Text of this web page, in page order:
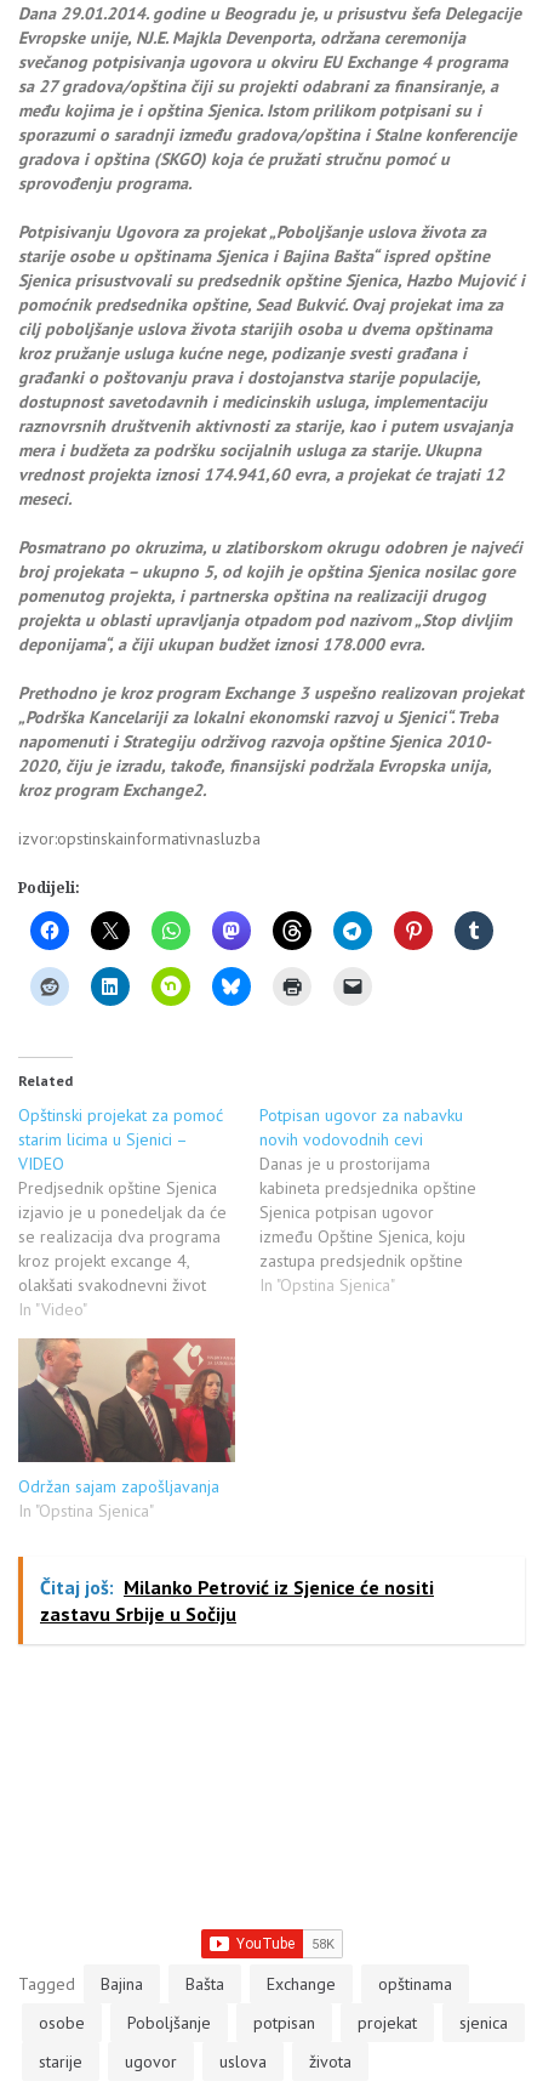
Dana 29.01.2014. godine u Beogradu je, u prisustvu šefa Delegacije
Evropske unije, NJ.E. Majkla Devenporta, održana ceremonija
svečanog potpisivanja ugovora u okviru EU Exchange 4 programa
sa 27 gradova/opština čiji su projekti odabrani za finansiranje, a
među kojima je i opština Sjenica. Istom prilikom potpisani su i
sporazumi o saradnji između gradova/opština i Stalne konferencije
gradova i opština (SKGO) koja će pružati stručnu pomoć u
sprovođenju programa.
Potpisivanju Ugovora za projekat „Poboljšanje uslova života za
starije osobe u opštinama Sjenica i Bajina Bašta“ ispred opštine
Sjenica prisustvovali su predsednik opštine Sjenica, Hazbo Mujović i
pomoćnik predsednika opštine, Sead Bukvić. Ovaj projekat ima za
cilj poboljšanje uslova života starijih osoba u dvema opštinama
kroz pružanje usluga kućne nege, podizanje svesti građana i
građanki o poštovanju prava i dostojanstva starije populacije,
dostupnost savetodavnih i medicinskih usluga, implementaciju
raznovrsnih društvenih aktivnosti za starije, kao i putem usvajanja
mera i budžeta za podršku socijalnih usluga za starije. Ukupna
vrednost projekta iznosi 174.941,60 evra, a projekat će trajati 12
meseci.
Posmatrano po okruzima, u zlatiborskom okrugu odobren je najveći
broj projekata – ukupno 5, od kojih je opština Sjenica nosilac gore
pomenutog projekta, i partnerska opština na realizaciji drugog
projekta u oblasti upravljanja otpadom pod nazivom „Stop divljim
deponijama“, a čiji ukupan budžet iznosi 178.000 evra.
Prethodno je kroz program Exchange 3 uspešno realizovan projekat
„Podrška Kancelariji za lokalni ekonomski razvoj u Sjenici“. Treba
napomenuti i Strategiju održivog razvoja opštine Sjenica 2010-
2020, čiju je izradu, takođe, finansijski podržala Evropska unija,
kroz program Exchange2.
izvor:opstinskainformativnasluzba
Podijeli:
Related
Opštinski projekat za pomoć
starim licima u Sjenici –
VIDEO
Predjsednik opštine Sjenica
izjavio je u ponedeljak da će
se realizacija dva programa
kroz projekt excange 4,
olakšati svakodnevni život
starih i iznemogli lica u ovoj
prilikom objasnio da je
zadatak radnih grupa na
ovom projketu da
impelentiraju dva projekta za
koje je opština Sjenica
dobila…
In "Video"
Potpisan ugovor za nabavku
novih vodovodnih cevi
Danas je u prostorijama
kabineta predsjednika opštine
Sjenica potpisan ugovor
između Opštine Sjenica, koju
zastupa predsjednik opštine
Hazbo Mujović i ponuđača
In "Opstina Sjenica"
Održan sajam zapošljavanja
In "Opstina Sjenica"
Čitaj još: Milanko Petrović iz Sjenice će nositi
zastavu Srbije u Sočiju
Tagged Bajina Bašta Exchange
opštinama
osobe
Poboljšanje potpisan projekat
sjenica
starije
ugovor uslova života